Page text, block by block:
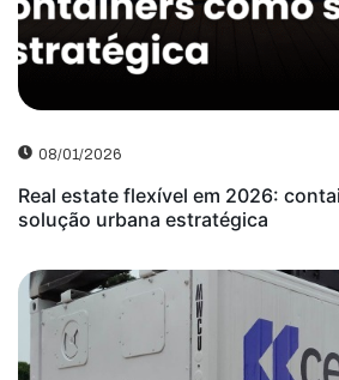
08/01/2026
Real estate flexível em 2026:
solução urbana estratégica